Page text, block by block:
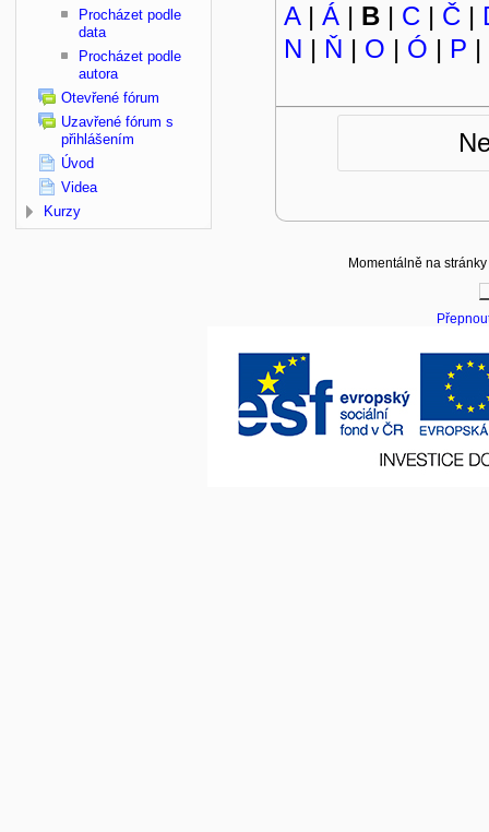
A| Á| B| C | Č |
N | Ň | O | Ó | P |
Procházet podle
data
Procházet podle
autora
Otevřené fórum
Uzavřené fórum s
přihlášením
Úvod
Videa
Kurzy
Momentálně na